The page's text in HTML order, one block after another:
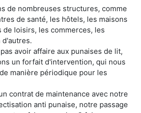
de nombreuses structures, comme
de santé, les hôtels, les maisons
de loisirs, les commerces, les
avoir affaire aux punaises de lit,
un forfait d'intervention, qui nous
manière périodique pour les
contrat de maintenance avec notre
anti punaise, notre passage